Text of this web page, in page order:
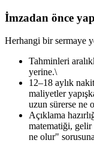
İmzadan önce
Herhangi bir sermaye
Tahminleri
yerine.\
12–18 aylık
maliyetler
uzun sürerse ne
Açıklama
matematiği, gelir
ne olur"